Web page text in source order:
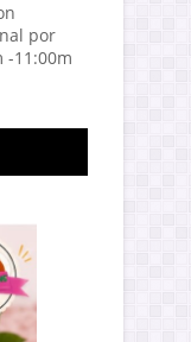
por
-11:00m